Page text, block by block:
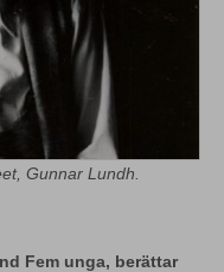
Gunnar Lundh.
Fem unga, berättar